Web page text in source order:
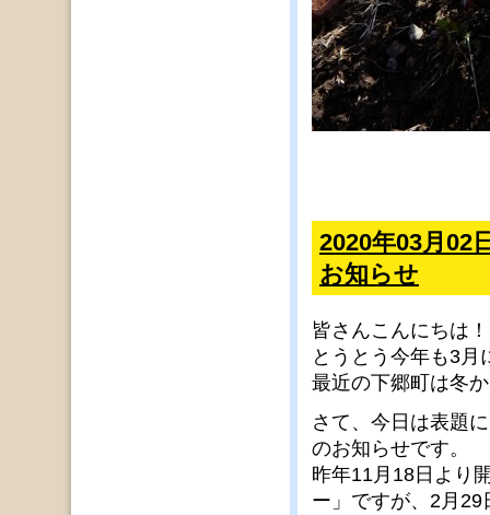
2020年03月02
お知らせ
皆さんこんにちは！
とうとう今年も3月
最近の下郷町は冬
さて、今日は表題
のお知らせです。
昨年11月18日より
ー」ですが、2月